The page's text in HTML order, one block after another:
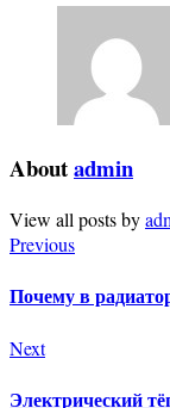
Aboutadmin
View all posts by
Previous
Почему в
Next
Электрический